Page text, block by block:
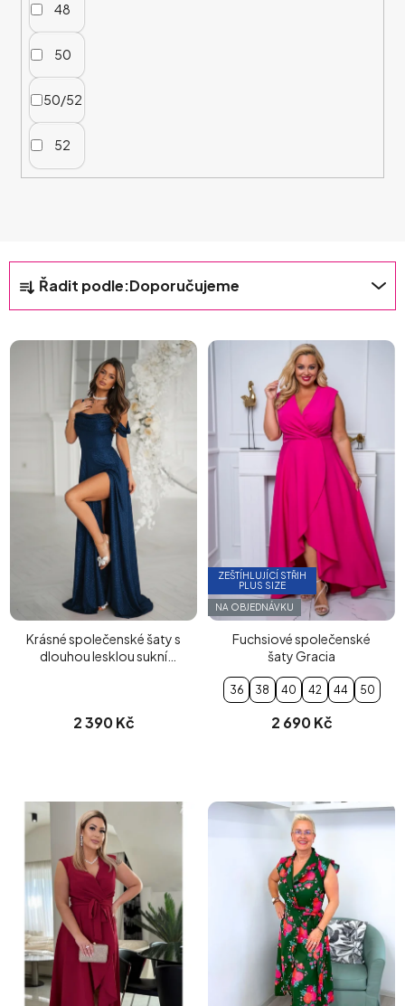
A
Z
E
O
Řadit podle:Doporučujeme
48
50
50/52
52
Krásné společenské šaty s
dlouhou lesklou sukní
2 390 Kč
ZEŠTÍHLUJÍCÍ STŘIH
PLUS SIZE
NA OBJEDNÁVKU
Fuchsiové společenské
šaty Gracia
36 38 40 42 44 50
2 690 Kč